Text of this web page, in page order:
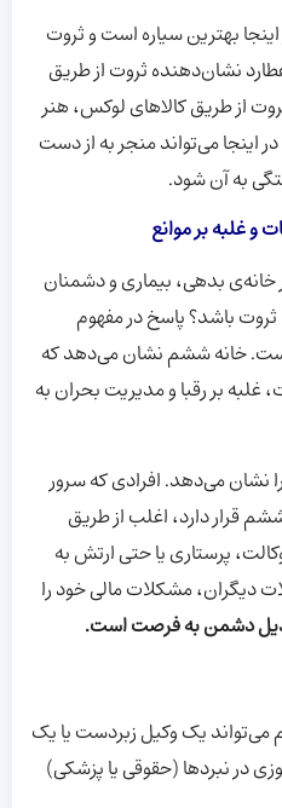
بهترین سیاره است و ثروت
نشان‌دهنده ثروت از طریق
از طریق کالاهای لوکس، هنر
اینجا می‌تواند منجر به از دست
به آن شود.
غلبه بر موانع
خانه‌ی بدهی، بیماری و دشمنان
باشد؟ پاسخ در مفهوم
خانه ششم نشان می‌دهد که
غلبه بر رقبا و مدیریت بحران به
نشان می‌دهد. افرادی که سرور
قرار دارد، اغلب از طریق
پرستاری یا حتی ارتش به
دیگران، مشکلات مالی خود را
دشمن به فرصت است.
یک وکیل زبردست یا یک
در نبردها (حقوقی یا پزشکی)